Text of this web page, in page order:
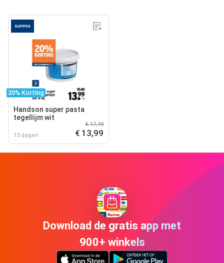
20% Korting
Handson super pasta
tegellijm wit
13 dagen
€ 17,49
€ 13,99
Download de gratis app met
900+ winkels